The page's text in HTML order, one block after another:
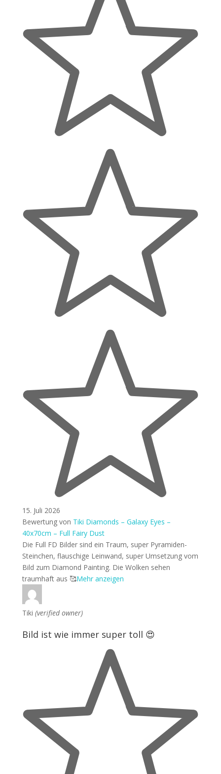
15. Juli 2026
Bewertung von Tiki Diamonds – Galaxy Eyes –
40x70cm – Full Fairy Dust
Die Full FD Bilder sind ein Traum, super Pyramiden-
Steinchen, flauschige Leinwand, super Umsetzung vom
Bild zum Diamond Painting. Die Wolken sehen
traumhaft aus 🥰Mehr anzeigen
Tiki (verified owner)
Bild ist wie immer super toll 😍